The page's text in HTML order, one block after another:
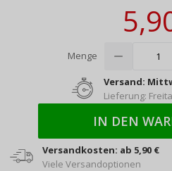
Menge
Versand:
Lieferung:
IN DEN
Versandkosten: ab 5,90 €
Viele Versandoptionen